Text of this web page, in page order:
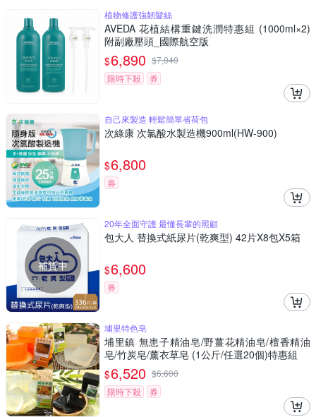
植物修護強韌髮絲
AVEDA 花植結構重鍵洗潤特惠組 (1000ml×2)
附副廠壓頭_國際航空版
$6,890 $7,040
限時下殺
券
自己來製造 輕鬆簡單省荷包
次綠康 次氯酸水製造機900ml(HW-900)
$6,800
券
補貨中
20年全面守護 最懂長輩的照顧
包大人 替換式紙尿片(乾爽型) 42片X8包X5箱
$6,600
券
埔里特色皂
埔里鎮 無患子精油皂/野薑花精油皂/檀香精油
皂/竹炭皂/薰衣草皂 (1公斤/任選20個)特惠組
$6,520 $6,600
限時下殺
券